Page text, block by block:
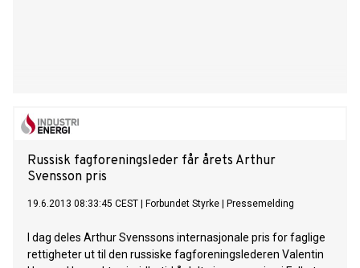
Russisk fagforeningsleder får årets Arthur
Svensson pris
19.6.2013 08:33:45 CEST Forbundet Styrke Pressemelding
I dag deles Arthur Svenssons internasjonale pris for faglige
rettigheter ut til den russiske fagforeningslederen Valentin